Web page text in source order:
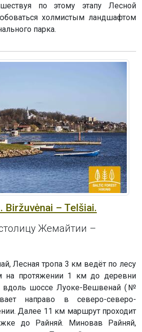
по этому этапу Лесной
холмистым ландшафтом
парка.
Biržuvėnai – Telšiai.
Жемайтии –
Лесная тропа 3 км ведёт по лесу
на протяжении 1 км до деревни
вдоль шоссе Луоке-Вешвенай (№
направо в северо-северо-
Далее 11 км маршрут проходит
до Райняй. Миновав Райняй,